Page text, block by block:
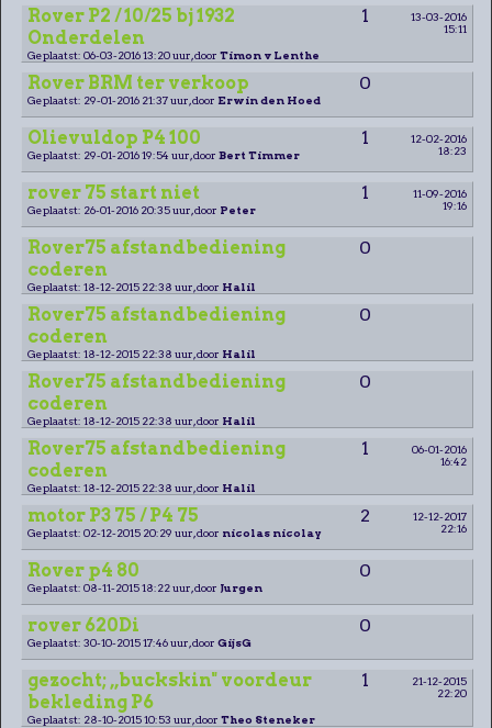
Rover P2 / 10/25 bj 1932
Onderdelen
1
13-03-2016
15:11
Geplaatst: 06-03-2016 13:20 uur, door Timon v Lenthe
Rover BRM ter verkoop 0
Geplaatst: 29-01-2016 21:37 uur, door Erwin den Hoed
Olievuldop P4 100 1
12-02-2016
18:23
Geplaatst: 29-01-2016 19:54 uur, door Bert Timmer
rover 75 start niet 1
11-09-2016
19:16
Geplaatst: 26-01-2016 20:35 uur, door Peter
Rover75 afstandbediening
coderen
0
Geplaatst: 18-12-2015 22:38 uur, door Halil
Rover75 afstandbediening
coderen
0
Geplaatst: 18-12-2015 22:38 uur, door Halil
Rover75 afstandbediening
coderen
0
Geplaatst: 18-12-2015 22:38 uur, door Halil
Rover75 afstandbediening
coderen
1
06-01-2016
16:42
Geplaatst: 18-12-2015 22:38 uur, door Halil
motor P3 75 / P4 75 2
12-12-2017
22:16
Geplaatst: 02-12-2015 20:29 uur, door nicolas nicolay
Rover p4 80 0
Geplaatst: 08-11-2015 18:22 uur, door Jurgen
rover 620Di 0
Geplaatst: 30-10-2015 17:46 uur, door GijsG
gezocht; ,,buckskin" voordeur
bekleding P6
1
21-12-2015
22:20
Geplaatst: 28-10-2015 10:53 uur, door Theo Steneker